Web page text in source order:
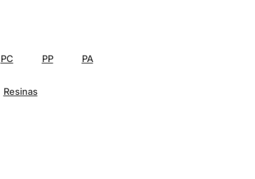
PC PP
PA
Resinas